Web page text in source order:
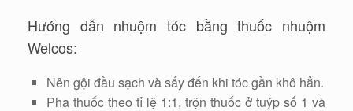
Hướng dẫn nhuộm tóc bằng thuốc nhuộm
Welcos:
Nên gội đầu sạch và sấy đến khi tóc gần khô hẳn.
Pha thuốc theo tỉ lệ 1:1, trộn thuốc ở tuýp số 1 và